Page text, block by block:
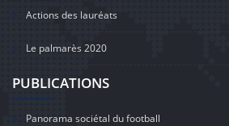
Actions des lauréats
Le palmarès 2020
PUBLICATIONS
Panorama sociétal du football